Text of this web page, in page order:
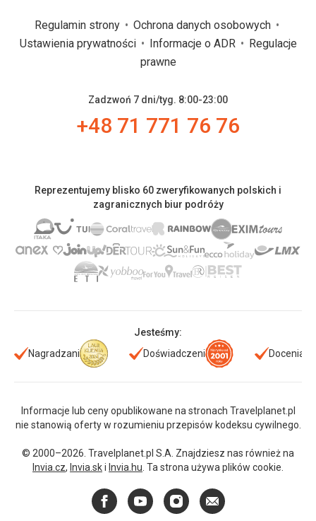
Regulamin strony
Ochrona danych osobowych
Ustawienia prywatności
Informacje o ADR
Regulacje
prawne
Zadzwoń 7 dni/tyg. 8:00-23:00
+48 71 771 76 76
Reprezentujemy blisko 60 zweryfikowanych polskich i
zagranicznych biur podróży
Jesteśmy:
Nagradzani
Doświadczeni Doceniani
Informacje lub ceny opublikowane na stronach Travelplanet.pl
nie stanowią oferty w rozumieniu przepisów kodeksu cywilnego.
© 2000–2026. Travelplanet.pl S.A. Znajdziesz nas również na
Invia.cz, Invia.ski Invia.hu . Ta strona używa plików cookie.
FacebookYouTubeInstagram
E-